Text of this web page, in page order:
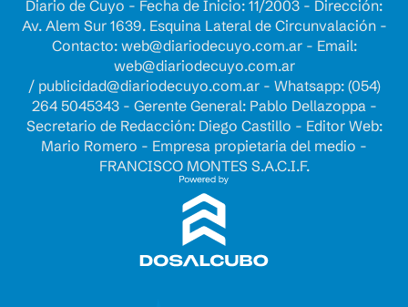
Diario de Cuyo - Fecha de Inicio: 11/2003 - Dirección:
Av. Alem Sur 1639. Esquina Lateral de Circunvalación -
Contacto: web@diariodecuyo.com.ar- Email:
web@diariodecuyo.com.ar
/ publicidad@diariodecuyo.com.ar- Whatsapp: (054)
264 5045343 - Gerente General: Pablo Dellazoppa -
Secretario de Redacción: Diego Castillo - Editor Web:
Mario Romero - Empresa propietaria del medio -
FRANCISCO MONTES S.A.C.I.F.